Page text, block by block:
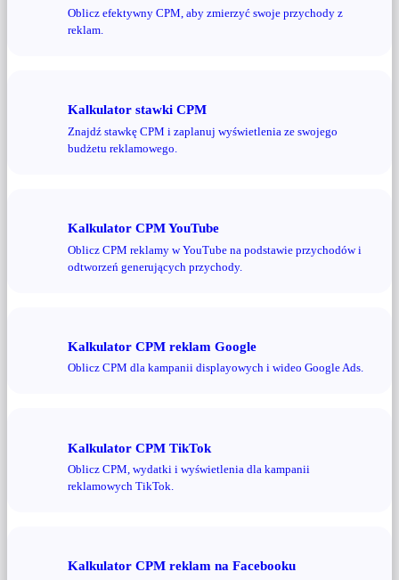
Oblicz efektywny CPM, aby zmierzyć swoje przychody z
reklam.
Kalkulator stawki CPM
Znajdź stawkę CPM i zaplanuj wyświetlenia ze swojego
budżetu reklamowego.
Kalkulator CPM YouTube
Oblicz CPM reklamy w YouTube na podstawie przychodów i
odtworzeń generujących przychody.
Kalkulator CPM reklam Google
Oblicz CPM dla kampanii displayowych i wideo Google Ads.
Kalkulator CPM TikTok
Oblicz CPM, wydatki i wyświetlenia dla kampanii
reklamowych TikTok.
Kalkulator CPM reklam na Facebooku